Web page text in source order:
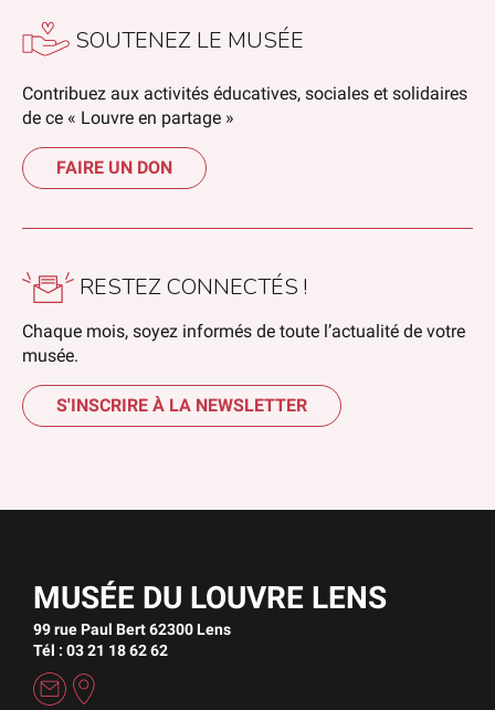
SOUTENEZ LE MUSÉE
Contribuez aux activités éducatives, sociales et solidaires
de ce « Louvre en partage »
FAIRE UN DON
RESTEZ CONNECTÉS !
Chaque mois, soyez informés de toute l’actualité de votre
musée.
S'INSCRIRE À LA NEWSLETTER
MUSÉE DU LOUVRE LENS
99 rue Paul Bert 62300 Lens
Tél : 03 21 18 62 62